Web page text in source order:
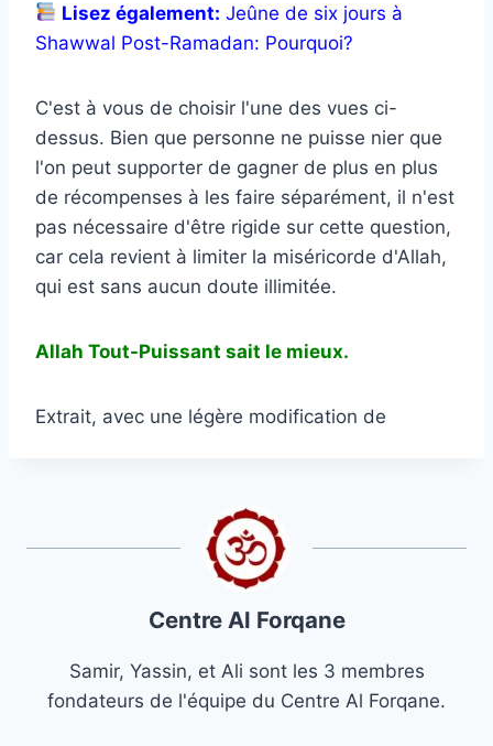
Lisez également: Jeûne de six jours à
Shawwal Post-Ramadan: Pourquoi?
C'est à vous de choisir l'une des vues ci-
dessus. Bien que personne ne puisse nier que
l'on peut supporter de gagner de plus en plus
de récompenses à les faire séparément, il n'est
pas nécessaire d'être rigide sur cette question,
car cela revient à limiter la miséricorde d'Allah,
qui est sans aucun doute illimitée.
Allah Tout-Puissant sait le mieux.
Extrait, avec une légère modification de
Centre Al Forqane
Samir, Yassin, et Ali sont les 3 membres
fondateurs de l'équipe du Centre Al Forqane.